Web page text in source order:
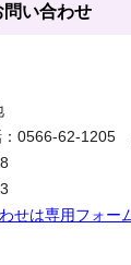
問い合わせ
0566-62-1205
せは専用フォー